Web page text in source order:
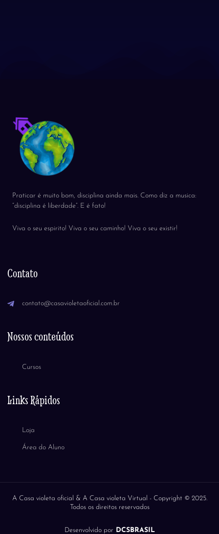
Praticar é muito bom, disciplina ainda mais. Como diz a musica:
“disciplina é liberdade”. E é fato!
Viva o seu espirito! Viva o seu caminho! Viva o seu existir!
Contato
contato@casavioletaoficial.com.br
Nossos conteúdos
Cursos
Links Rápidos
Loja
Área do Aluno
A Casa violeta oficial & A Casa violeta Virtual - Copyright © 2025.
Todos os direitos reservados
Desenvolvido porDCSBRASIL